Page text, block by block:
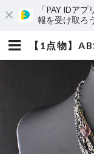
「PAY IDア
報を受け取ろ